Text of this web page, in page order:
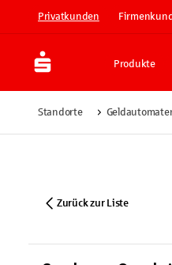
Privatkunden
Produkte
Standorte
Zurück zur Liste